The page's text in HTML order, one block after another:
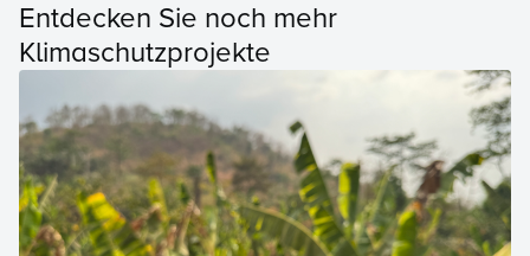
Entdecken Sie noch mehr
Klimaschutzprojekte